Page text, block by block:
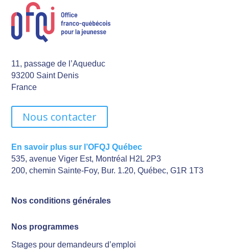
11, passage de l’Aqueduc
93200 Saint Denis
France
Nous contacter
En savoir plus sur l’OFQJ Québec
535, avenue Viger Est, Montréal H2L 2P3
200, chemin Sainte-Foy, Bur. 1.20, Québec, G1R 1T3
Nos conditions générales
Nos programmes
Stages pour demandeurs d’emploi